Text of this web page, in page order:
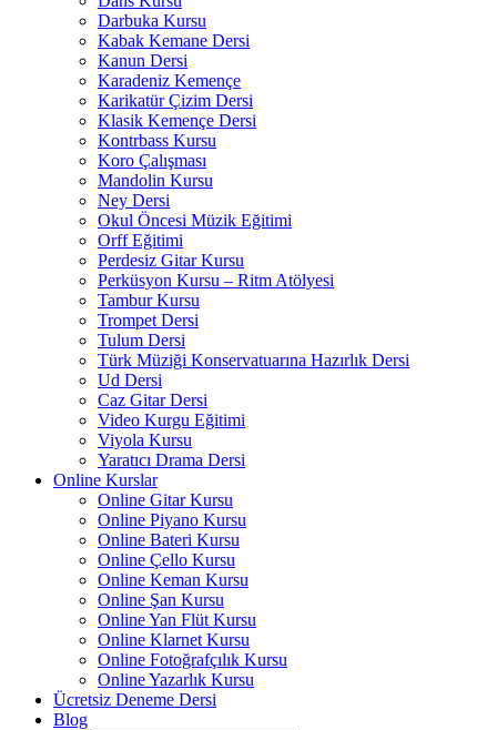
Darbuka Kursu
Kabak Kemane Dersi
Kanun Dersi
Karadeniz Kemençe
Karikatür Çizim Dersi
Klasik Kemençe Dersi
Kontrbass Kursu
Koro Çalışması
Mandolin Kursu
Ney Dersi
Okul Öncesi Müzik Eğitimi
Orff Eğitimi
Perdesiz Gitar Kursu
Perküsyon Kursu – Ritm Atölyesi
Tambur Kursu
Trompet Dersi
Tulum Dersi
Türk Müziği Konservatuarına Hazırlık Dersi
Ud Dersi
Caz Gitar Dersi
Video Kurgu Eğitimi
Viyola Kursu
Yaratıcı Drama Dersi
Online Kurslar
Online Gitar Kursu
Online Piyano Kursu
Online Bateri Kursu
Online Çello Kursu
Online Keman Kursu
Online Şan Kursu
Online Yan Flüt Kursu
Online Klarnet Kursu
Online Fotoğrafçılık Kursu
Online Yazarlık Kursu
Ücretsiz Deneme Dersi
Blog